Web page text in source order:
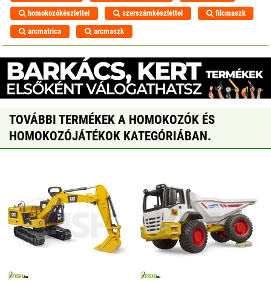
homokozókészlettel
szerszámkészlettel
filcmaszk
arcmatrica
arcmaszk
TOVÁBBI TERMÉKEK A HOMOKOZÓK ÉS
HOMOKOZÓJÁTÉKOK KATEGÓRIÁBAN.